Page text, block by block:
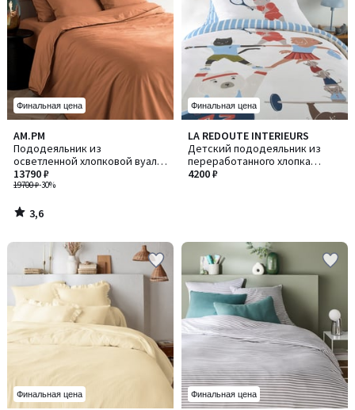
Финальная цена
AM.PM
Пододеяльник из
осветленной хлопковой вуали,
Gypse / Джипс
19700 ₽-30%
13790 ₽
3,6
/ 5
3,6
/
Финальная цена
LA REDOUTE INTERIEURS
Детский пододеяльник из
переработанного хлопка
(30%), Neilo / Неило
4200 ₽
Финальная цена Финальная цена